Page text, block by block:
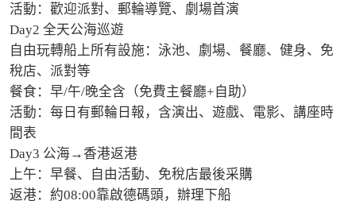
活動：歡迎派對、郵輪導覽、劇場首演
Day2 全天公海巡遊
自由玩轉船上所有設施：泳池、劇場、餐廳、健身、免
稅店、派對等
餐食：早/午/晚全含（免費主餐廳+自助）
活動：每日有郵輪日報，含演出、遊戲、電影、講座時
間表
Day3 公海→香港返港
上午：早餐、自由活動、免稅店最後采購
返港：約08:00靠啟德碼頭，辦理下船